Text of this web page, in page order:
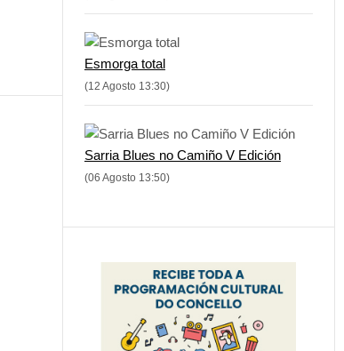
Esmorga total
(12 Agosto 13:30)
Sarria Blues no Camiño V Edición
(06 Agosto 13:50)